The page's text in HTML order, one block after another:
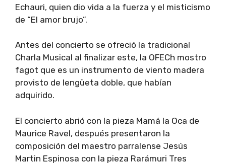
Echauri, quien dio vida a la fuerza y el misticismo
de “El amor brujo”.
Antes del concierto se ofreció la tradicional
Charla Musical al finalizar este, la OFECh mostro
fagot que es un instrumento de viento madera
provisto de lengüeta doble, que habían
adquirido.
El concierto abrió con la pieza Mamá la Oca de
Maurice Ravel, después presentaron la
composición del maestro parralense Jesús
Martin Espinosa con la pieza Rarámuri Tres